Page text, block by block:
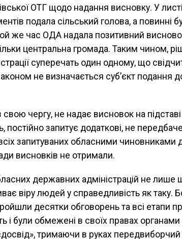
ОТГ щодо надання висновку. У
подала сільський голова, а повинні
же час ОДА надала позитивний
центральна громада. Таким чином,
суперечать один одному, що
не визначається суб’єкт подання
чергу, не надає висновок на
постійно запитує додаткові, не
запитуваних обласними чиновниками
висновків не отримали.
державних адміністрацій не лише
віру людей у справедливість як таку.
десятки обговорень та всі етапи
і були обмежені в своїх правах
тримаючи в руках